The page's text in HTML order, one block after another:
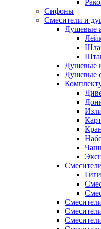
Сифоны
Смесители и
Душевые
Душевые
Душевые